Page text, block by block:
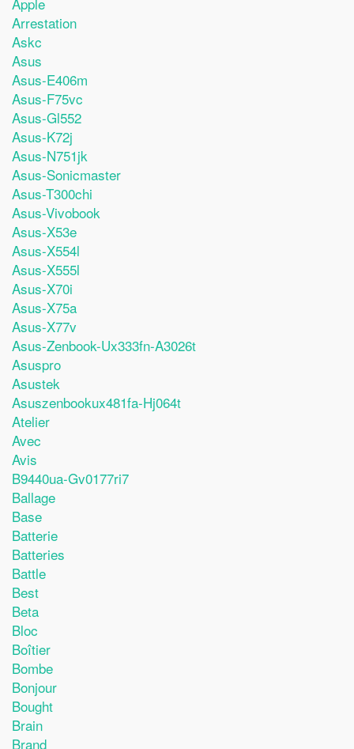
Arrestation
Askc
Asus
Asus-E406m
Asus-F75vc
Asus-Gl552
Asus-K72j
Asus-N751jk
Asus-Sonicmaster
Asus-T300chi
Asus-Vivobook
Asus-X53e
Asus-X554l
Asus-X555l
Asus-X70i
Asus-X75a
Asus-X77v
Asus-Zenbook-Ux333fn-A3026t
Asuspro
Asustek
Asuszenbookux481fa-Hj064t
Atelier
Avec
Avis
B9440ua-Gv0177ri7
Ballage
Base
Batterie
Batteries
Battle
Best
Beta
Bloc
Boîtier
Bombe
Bonjour
Bought
Brain
Brand